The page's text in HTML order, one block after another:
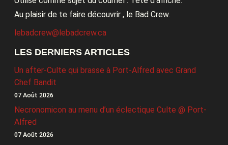
Au plaisir de te faire découvrir , le Bad Crew.
lebadcrew@lebadcrew.ca
LES DERNIERS ARTICLES
Un after-Culte qui brasse à Port-Alfred avec Grand
Chef Bandit
07 Août 2026
Necronomicon au menu d’un éclectique Culte @ Port-
Alfred
07 Août 2026